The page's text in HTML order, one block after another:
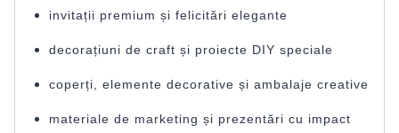
invitații premium și felicitări elegante
decorațiuni de craft și proiecte DIY speciale
coperți, elemente decorative și ambalaje creative
materiale de marketing și prezentări cu impact